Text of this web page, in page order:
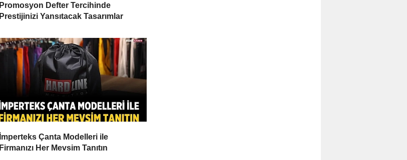
Promosyon Defter Tercihinde
Prestijinizi Yansıtacak Tasarımlar
İmperteks Çanta Modelleri ile
Firmanızı Her Mevsim Tanıtın